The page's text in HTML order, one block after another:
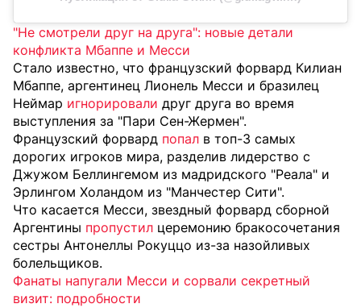
"Не смотрели друг на друга": новые детали
конфликта Мбаппе и Месси
Стало известно, что французский форвард Килиан
Мбаппе, аргентинец Лионель Месси и бразилец
Неймар игнорировали друг друга во время
выступления за "Пари Сен-Жермен".
Французский форвард попал в топ-3 самых
дорогих игроков мира, разделив лидерство с
Джужом Беллингемом из мадридского "Реала" и
Эрлингом Холандом из "Манчестер Сити".
Что касается Месси, звездный форвард сборной
Аргентины пропустил церемонию бракосочетания
сестры Антонеллы Рокуццо из-за назойливых
болельщиков.
Фанаты напугали Месси и сорвали секретный
визит: подробности